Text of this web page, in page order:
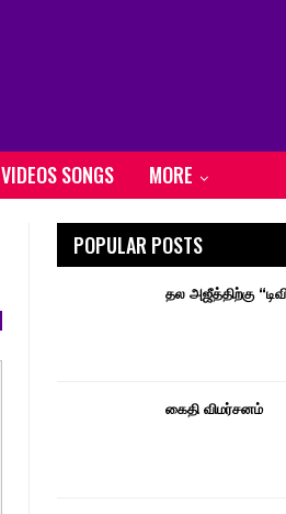
VIDEOS SONGS MORE
POPULAR POSTS
தல அஜீத்திற்கு
கைதி விமர்சனம்